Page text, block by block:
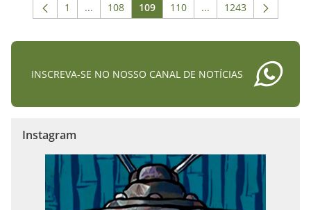
Página
1 ...Páginas intermediárias Usar ABA para navegar.
Página
108 Página
109 Página
110 ...PáginasPágina
1243
INSCREVA-SE NO NOSSO CANAL DE NOTÍCIAS
Instagram